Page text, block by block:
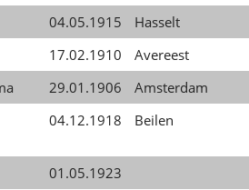
04.05.1915
Hasselt
17.02.1910
Avereest
29.01.1906
Amsterdam
04.12.1918 Beilen
01.05.1923